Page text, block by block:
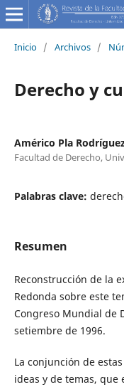
Inicio / Archivos /
Derecho y
Américo Pla
Facultad de Derecho,
Palabras clave:
Resumen
Reconstrucción de la
Redonda sobre este
Congreso Mundial de
setiembre de 1996.
La conjunción de
ideas y de temas,